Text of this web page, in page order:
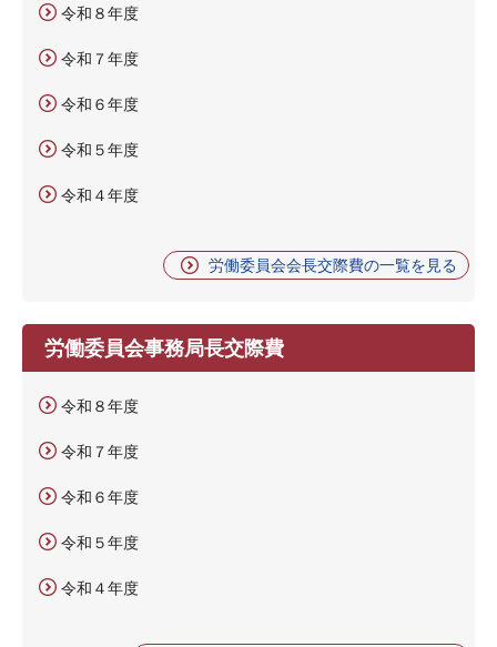
令和８年度
令和７年度
令和６年度
令和５年度
令和４年度
労働委員会会長交際費の一覧を見る
労働委員会事務局長交際費
令和８年度
令和７年度
令和６年度
令和５年度
令和４年度